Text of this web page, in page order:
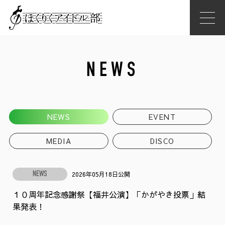
NEWS
NEWS EVENT
MEDIA DISCO
NEWS 2026年05月18日公開
１０周年記念感謝祭【福井公演】「かがやき投票」結
果発表！